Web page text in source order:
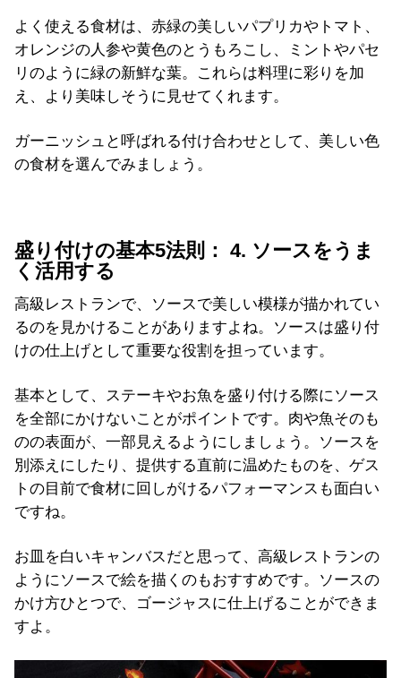
よく使える食材は、赤緑の美しいパプリカやトマト、
オレンジの人参や黄色のとうもろこし、ミントやパセ
リのように緑の新鮮な葉。これらは料理に彩りを加
え、より美味しそうに見せてくれます。
ガーニッシュと呼ばれる付け合わせとして、美しい色
の食材を選んでみましょう。
盛り付けの基本5法則： 4. ソースをうま
く活用する
高級レストランで、ソースで美しい模様が描かれてい
るのを見かけることがありますよね。ソースは盛り付
けの仕上げとして重要な役割を担っています。
基本として、ステーキやお魚を盛り付ける際にソース
を全部にかけないことがポイントです。肉や魚そのも
のの表面が、一部見えるようにしましょう。ソースを
別添えにしたり、提供する直前に温めたものを、ゲス
トの目前で食材に回しがけるパフォーマンスも面白い
ですね。
お皿を白いキャンバスだと思って、高級レストランの
ようにソースで絵を描くのもおすすめです。ソースの
かけ方ひとつで、ゴージャスに仕上げることができま
すよ。